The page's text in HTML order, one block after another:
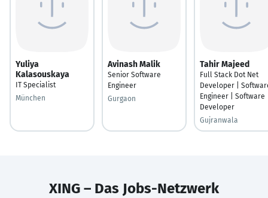
Yuliya
Kalasouskaya
IT Specialist
München
Avinash Malik
Senior Software
Engineer
Gurgaon
Tahir Majeed
Full Stack Dot Net
Developer |
Engineer | Software
Developer
Gujranwala
XING – Das Jobs-Netzwerk